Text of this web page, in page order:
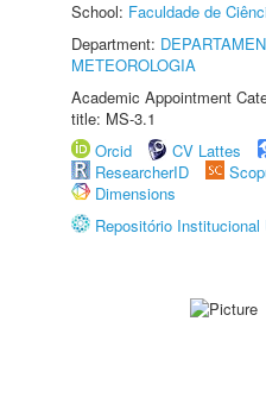
School: Faculdade de
Department:
METEOROLOGIA
Academic Appointment
title: MS-3.1
Orcid
CV Lattes
ResearcherID
Dimensions
Repositório Institucional